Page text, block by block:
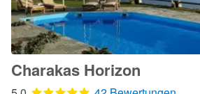
Charakas Horizon